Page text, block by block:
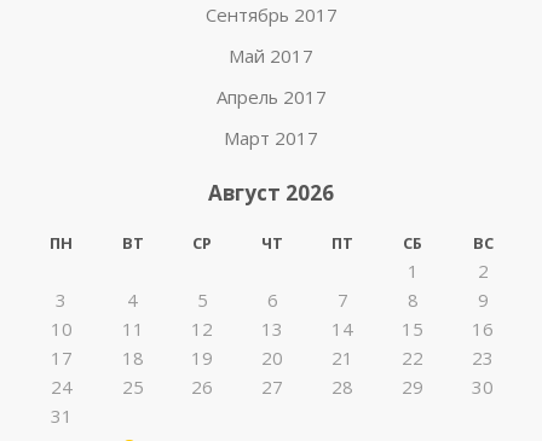
Сентябрь 2017
Май 2017
Апрель 2017
Март 2017
Август 2026
ПН ВТ СР ЧТ ПТ СБ ВС
1
2
3
4 5 6 7 8
9
10
11 12 13 14 15
16
17
18 19 20 21 22
23
24
25 26 27 28 29
30
31